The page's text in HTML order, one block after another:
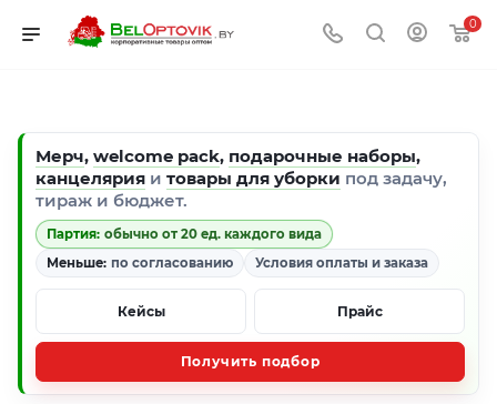
0
Мерч, welcome pack, подарочные наборы,
канцелярия и товары для уборки под задачу,
тираж и бюджет.
Партия: обычно от 20 ед. каждого вида
Меньше: по согласованию Условия оплаты и заказа
Кейсы Прайс
Получить подбор